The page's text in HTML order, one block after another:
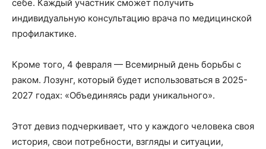
себе. Каждый участник сможет получить
индивидуальную консультацию врача по медицинской
профилактике.
Кроме того, 4 февраля — Всемирный день борьбы с
раком. Лозунг, который будет использоваться в 2025-
2027 годах: «Объединяясь ради уникального».
Этот девиз подчеркивает, что у каждого человека своя
история, свои потребности, взгляды и ситуации,